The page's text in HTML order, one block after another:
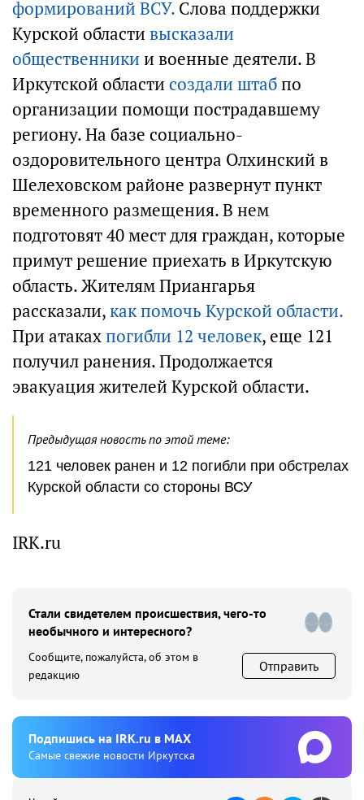
формирований ВСУ. Слова поддержки
Курской области высказали
общественники и военные деятели. В
Иркутской области создали штабпо
организации помощи пострадавшему
региону. На базе социально-
оздоровительного центра Олхинский в
Шелеховском районе развернут пункт
временного размещения. В нем
подготовят 40 мест для граждан, которые
примут решение приехать в Иркутскую
область. Жителям Приангарья
рассказали,как помочь Курской области.
При атакахпогибли 12 человек, еще 121
получил ранения. Продолжается
эвакуация жителей Курской области.
Предыдущая новость по этой теме:
121 человек ранен и 12 погибли при обстрелах
Курской области со стороны ВСУ
IRK.ru
Стали свидетелем происшествия, чего-то
необычного и интересного?
Сообщите, пожалуйста, об этом в
редакцию
Отправить
Подпишиcь на IRK.ru в MAX
Cамые свежие новости Иркутска